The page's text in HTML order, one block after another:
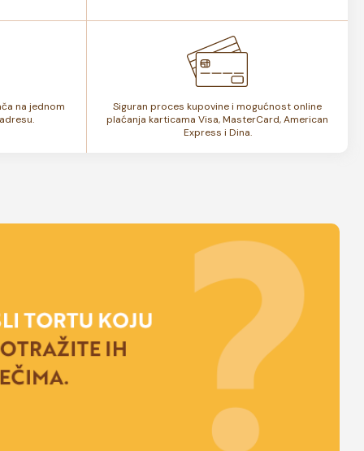
na jednom
Siguran proces kupovine i mogućnost online
plaćanja karticama Visa, MasterCard, American
Express i Dina.